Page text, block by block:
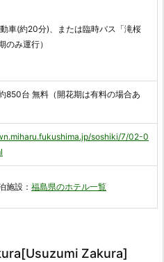
車(約20分)、または臨時バス「滝桜
のみ運行）
850台 無料（開花期は有料の場合あ
soshiki/7/02-0
施設： 福島県のホテル一覧
Zakura]